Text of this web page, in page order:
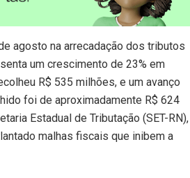
agosto na arrecadação dos tributos
um crescimento de 23% em
R$ 535 milhões, e um avanço
foi de aproximadamente R$ 624
Estadual de Tributação (SET-RN),
malhas fiscais que inibem a